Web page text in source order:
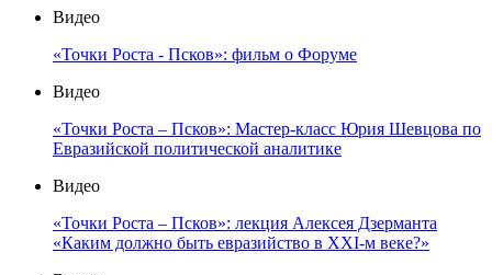
Видео
«Точки Роста - Псков»: фильм о Форуме
Видео
«Точки Роста – Псков»: Мастер-класс Юрия Шевцова по
Евразийской политической аналитике
Видео
«Точки Роста – Псков»: лекция Алексея Дзерманта
«Каким должно быть евразийство в XXI-м веке?»